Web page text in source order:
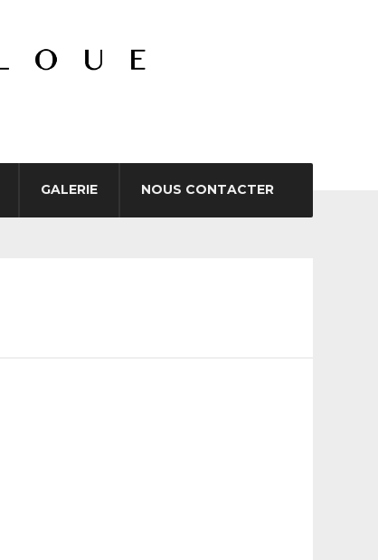
GALERIE NOUS CONTACTER